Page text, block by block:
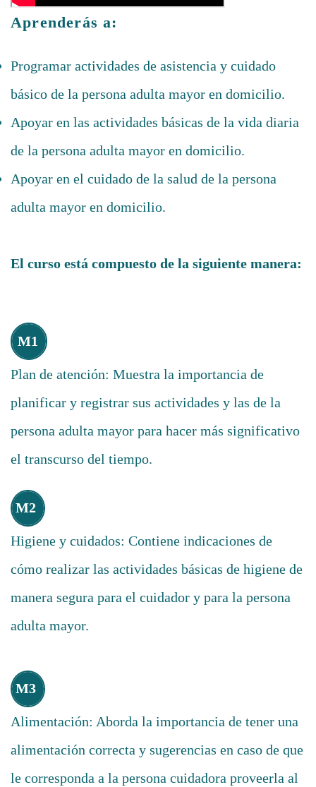
Aprenderás a:
Programar actividades de asistencia y cuidado
básico de la persona adulta mayor en domicilio.
Apoyar en las actividades básicas de la vida diaria
de la persona adulta mayor en domicilio.
Apoyar en el cuidado de la salud de la persona
adulta mayor en domicilio.
El curso está compuesto de la siguiente manera:
M1
Plan de atención: Muestra la importancia de
planificar y registrar sus actividades y las de la
persona adulta mayor para hacer más significativo
el transcurso del tiempo.
M2
Higiene y cuidados: Contiene indicaciones de
cómo realizar las actividades básicas de higiene de
manera segura para el cuidador y para la persona
adulta mayor.
M3
Alimentación: Aborda la importancia de tener una
alimentación correcta y sugerencias en caso de que
le corresponda a la persona cuidadora proveerla al